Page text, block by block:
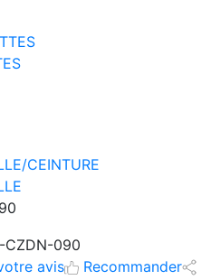
CEINTURE
avis Recommander